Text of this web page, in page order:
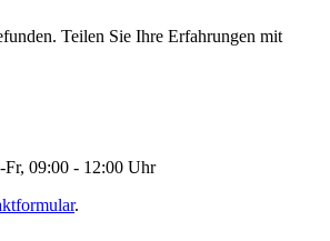
Teilen Sie Ihre Erfahrungen mit
Fr, 09:00 - 12:00 Uhr
.